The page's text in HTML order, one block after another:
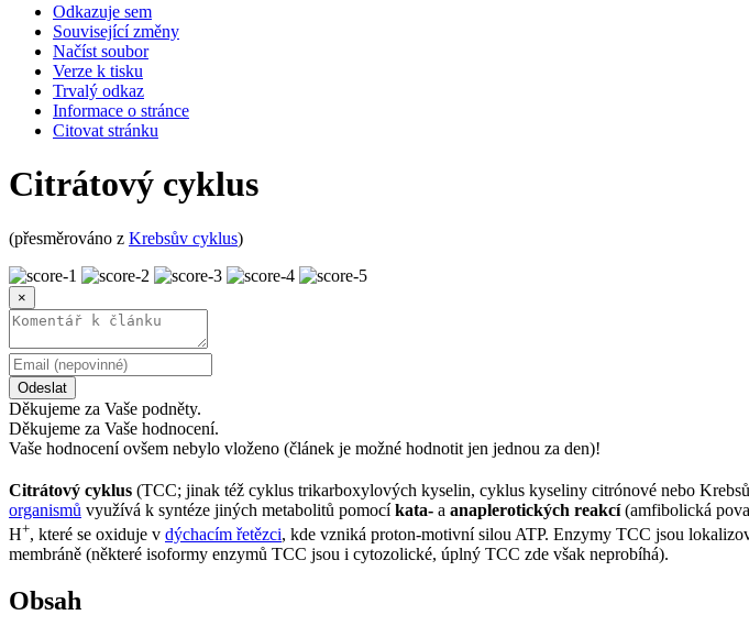
Odkazuje sem
Související změny
Načíst soubor
Verze k tisku
Trvalý odkaz
Informace o stránce
Citovat stránku
Citrátový cyklus
(přesměrováno z Krebsův cyklus)
×
Odeslat
Děkujeme za Vaše podněty.
Děkujeme za Vaše hodnocení.
Vaše hodnocení ovšem nebylo vloženo (článek je možné hodnotit jen jednou za den)!
Citrátový cyklus (TCC; jinak též cyklus trikarboxylových kyselin, cyklus kyseliny citrónové nebo
organismů využívá k syntéze jiných metabolitů pomocíkata- a anaplerotických reakcí(amfibolická
H+, které se oxiduje v dýchacím řetězci, kde vzniká proton-motivní silou ATP. Enzymy TCC jsou
membráně (některé isoformy enzymů TCC jsou i cytozolické, úplný TCC zde však neprobíhá).
Obsah